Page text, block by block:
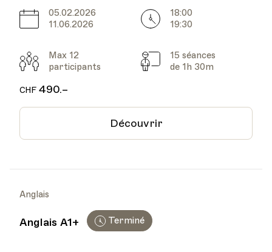
Date
05.02.2026
11.06.2026
Heure
18:00
19:30
Participants
Max 12
participants
Cours
15 séances
de 1h 30m
CHF490.–
Découvrir
Anglais
Anglais A1+ Terminé